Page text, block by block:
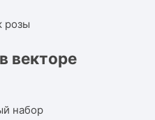
векторе